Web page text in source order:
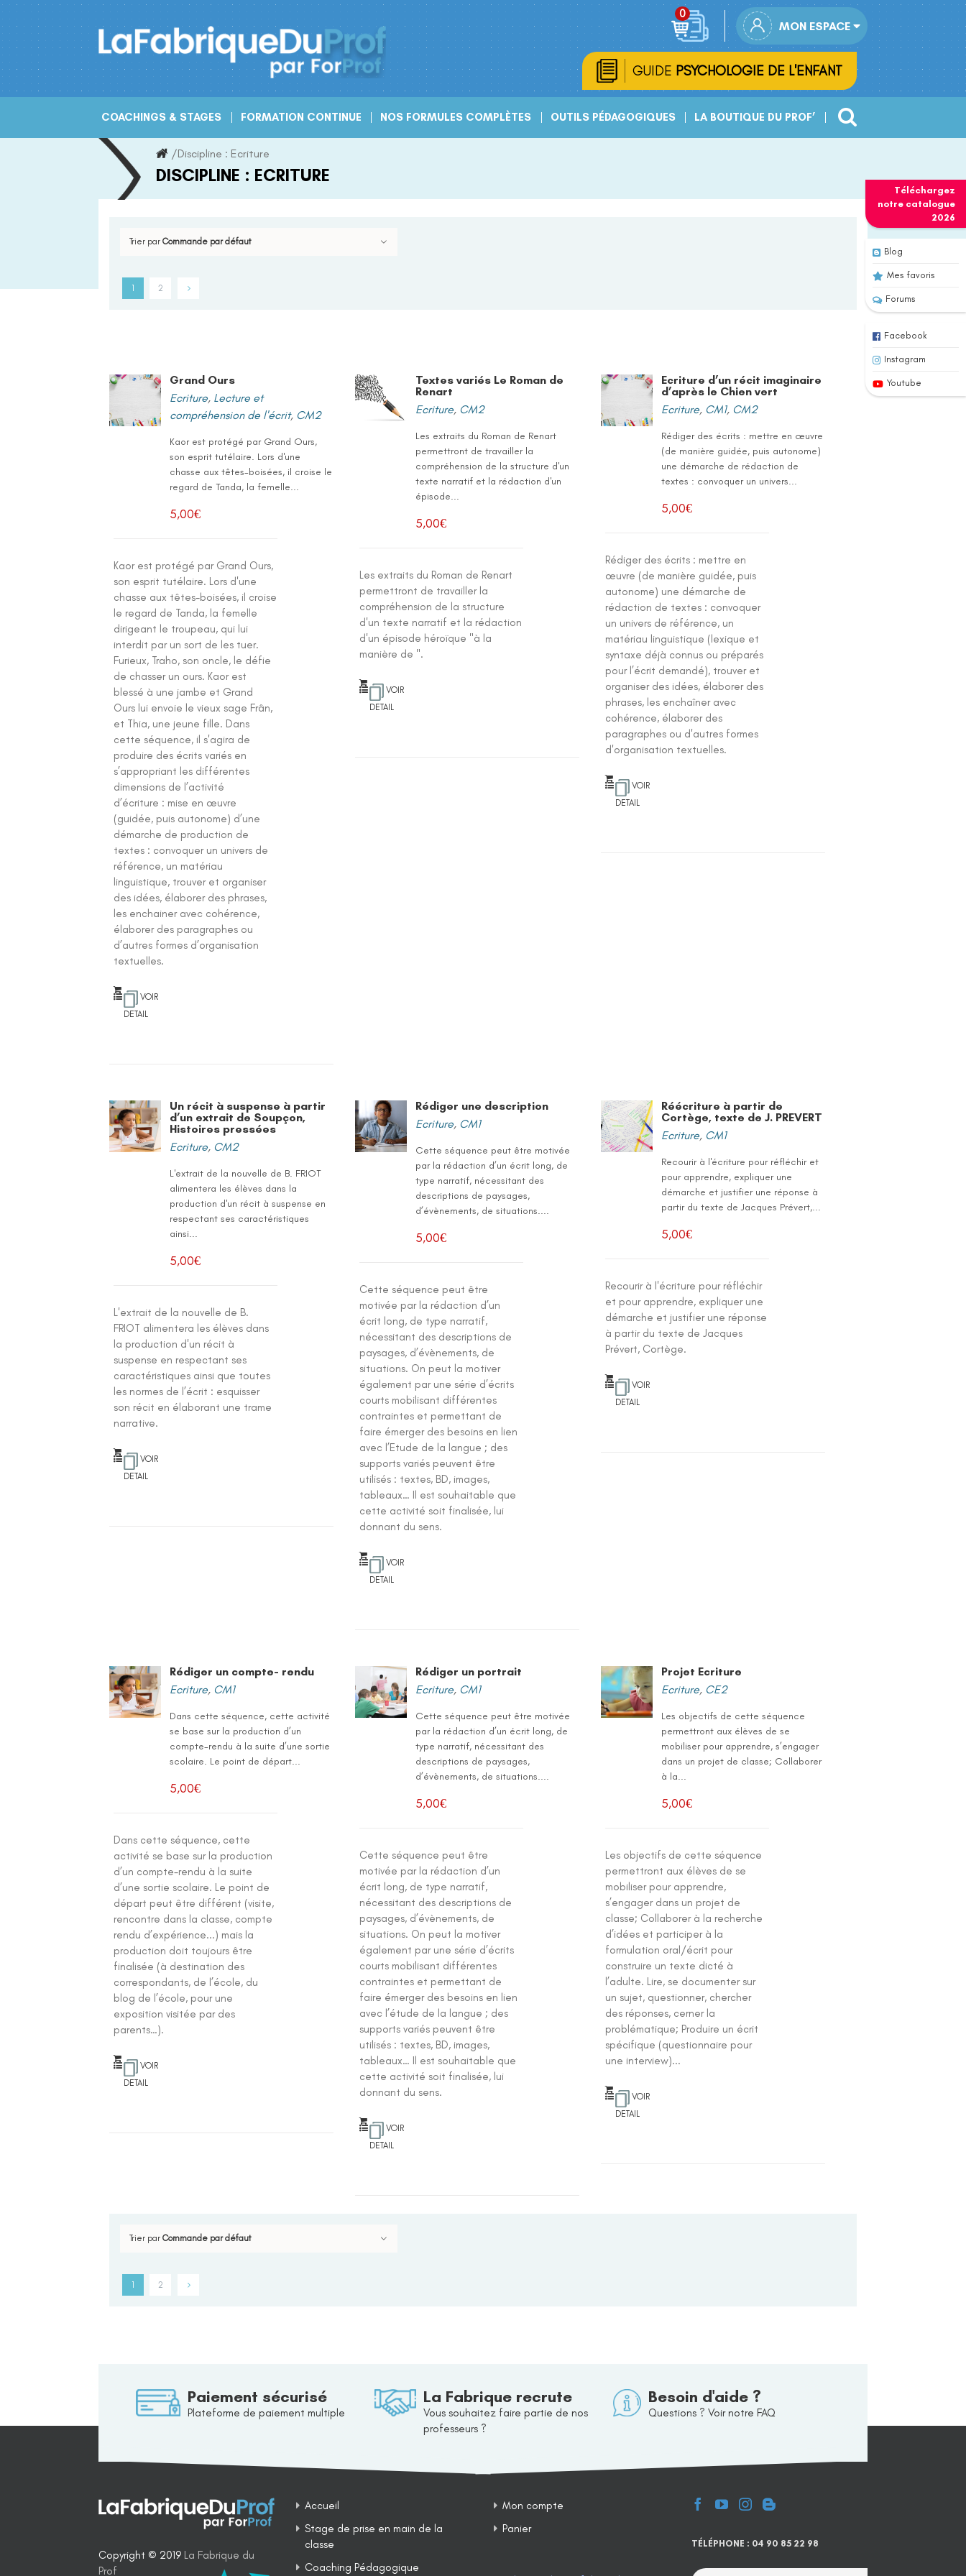
Téléchargez
notre catalogue
2026
Blog
Mes favoris
Forums
Facebook
Instagram
Youtube
Skip
to
MON ESPACE
GUIDE PSYCHOLOGIE DE L'ENFANT
COACHINGS & STAGES FORMATION CONTINUE NOS FORMULES COMPLÈTES OUTILS PÉDAGOGIQUES LA BOUTIQUE DU PROF’
/Discipline : Ecriture
DISCIPLINE : ECRITURE
Trier par Commande par défaut
1 2
Grand Ours
Ecriture, Lecture et
compréhension de l'écrit, CM2
Kaor est protégé par Grand Ours,
son esprit tutélaire. Lors d'une
chasse aux têtes-boisées, il croise le
regard de Tanda, la femelle...
5,00€
Kaor est protégé par Grand Ours,
son esprit tutélaire. Lors d'une
chasse aux têtes-boisées, il croise
le regard de Tanda, la femelle
dirigeant le troupeau, qui lui
interdit par un sort de les tuer.
Furieux, Traho, son oncle, le défie
de chasser un ours. Kaor est
blessé à une jambe et Grand
Ours lui envoie le vieux sage Frân,
et Thia, une jeune fille. Dans
cette séquence, il s'agira de
produire des écrits variés en
s’appropriant les différentes
dimensions de l’activité
d’écriture : mise en œuvre
(guidée, puis autonome) d’une
démarche de production de
textes : convoquer un univers de
référence, un matériau
linguistique, trouver et organiser
des idées, élaborer des phrases,
les enchainer avec cohérence,
élaborer des paragraphes ou
d’autres formes d’organisation
textuelles.
VOIR
DETAIL
Textes variés Le Roman de
Renart
Ecriture, CM2
Les extraits du Roman de Renart
permettront de travailler la
compréhension de la structure d'un
texte narratif et la rédaction d'un
épisode...
5,00€
Les extraits du Roman de Renart
permettront de travailler la
compréhension de la structure
d'un texte narratif et la rédaction
d'un épisode héroïque "à la
manière de ".
VOIR
DETAIL
Ecriture d’un récit imaginaire
d’après le Chien vert
Ecriture, CM1, CM2
Rédiger des écrits : mettre en œuvre
(de manière guidée, puis autonome)
une démarche de rédaction de
textes : convoquer un univers...
5,00€
Rédiger des écrits : mettre en
œuvre (de manière guidée, puis
autonome) une démarche de
rédaction de textes : convoquer
un univers de référence, un
matériau linguistique (lexique et
syntaxe déjà connus ou préparés
pour l’écrit demandé), trouver et
organiser des idées, élaborer des
phrases, les enchaîner avec
cohérence, élaborer des
paragraphes ou d'autres formes
d'organisation textuelles.
VOIR
DETAIL
Un récit à suspense à partir
d’un extrait de Soupçon,
Histoires pressées
Ecriture, CM2
L'extrait de la nouvelle de B. FRIOT
alimentera les élèves dans la
production d'un récit à suspense en
respectant ses caractéristiques
ainsi...
5,00€
L'extrait de la nouvelle de B.
FRIOT alimentera les élèves dans
la production d'un récit à
suspense en respectant ses
caractéristiques ainsi que toutes
les normes de l’écrit : esquisser
son récit en élaborant une trame
narrative.
VOIR
DETAIL
Rédiger une description
Ecriture, CM1
Cette séquence peut être motivée
par la rédaction d’un écrit long, de
type narratif, nécessitant des
descriptions de paysages,
d’évènements, de situations....
5,00€
Cette séquence peut être
motivée par la rédaction d’un
écrit long, de type narratif,
nécessitant des descriptions de
paysages, d’évènements, de
situations. On peut la motiver
également par une série d’écrits
courts mobilisant différentes
contraintes et permettant de
faire émerger des besoins en lien
avec l’Etude de la langue ; des
supports variés peuvent être
utilisés : textes, BD, images,
tableaux… Il est souhaitable que
cette activité soit finalisée, lui
donnant du sens.
VOIR
DETAIL
Réécriture à partir de
Cortège, texte de J. PREVERT
Ecriture, CM1
Recourir à l'écriture pour réfléchir et
pour apprendre, expliquer une
démarche et justifier une réponse à
partir du texte de Jacques Prévert,...
5,00€
Recourir à l'écriture pour réfléchir
et pour apprendre, expliquer une
démarche et justifier une réponse
à partir du texte de Jacques
Prévert, Cortège.
VOIR
DETAIL
Rédiger un compte- rendu
Ecriture, CM1
Dans cette séquence, cette activité
se base sur la production d’un
compte-rendu à la suite d’une sortie
scolaire. Le point de départ...
5,00€
Dans cette séquence, cette
activité se base sur la production
d’un compte-rendu à la suite
d’une sortie scolaire. Le point de
départ peut être différent (visite,
rencontre dans la classe, compte
rendu d’expérience...) mais la
production doit toujours être
finalisée (à destination des
correspondants, de l’école, du
blog de l’école, pour une
exposition visitée par des
parents…).
VOIR
DETAIL
Rédiger un portrait
Ecriture, CM1
Cette séquence peut être motivée
par la rédaction d’un écrit long, de
type narratif, nécessitant des
descriptions de paysages,
d’évènements, de situations....
5,00€
Cette séquence peut être
motivée par la rédaction d’un
écrit long, de type narratif,
nécessitant des descriptions de
paysages, d’évènements, de
situations. On peut la motiver
également par une série d’écrits
courts mobilisant différentes
contraintes et permettant de
faire émerger des besoins en lien
avec l’étude de la langue ; des
supports variés peuvent être
utilisés : textes, BD, images,
tableaux… Il est souhaitable que
cette activité soit finalisée, lui
donnant du sens.
VOIR
DETAIL
Projet Ecriture
Ecriture, CE2
Les objectifs de cette séquence
permettront aux élèves de se
mobiliser pour apprendre, s’engager
dans un projet de classe; Collaborer
à la...
5,00€
Les objectifs de cette séquence
permettront aux élèves de se
mobiliser pour apprendre,
s’engager dans un projet de
classe; Collaborer à la recherche
d’idées et participer à la
formulation oral/écrit pour
construire un texte dicté à
l’adulte. Lire, se documenter sur
un sujet, questionner, chercher
des réponses, cerner la
problématique; Produire un écrit
spécifique (questionnaire pour
une interview)...
VOIR
DETAIL
Trier par Commande par défaut
1 2
Paiement sécurisé
Plateforme de paiement multiple
La Fabrique recrute
Vous souhaitez faire partie de nos
professeurs ?
Besoin d'aide ?
Questions ? Voir notre FAQ
Copyright © 2019 La Fabrique du
Prof
Accueil
Stage de prise en main de la
classe
Coaching Pédagogique
Mon compte
Panier
TÉLÉPHONE : 04 90 85 22 98